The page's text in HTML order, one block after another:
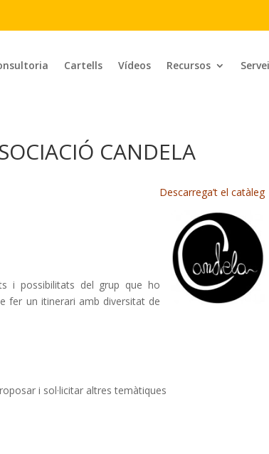
Cartells Vídeos Recursos
CANDELA
Descarrega’t el catàleg
i possibilitats del grup que ho
fer un itinerari amb diversitat de
i sol·licitar altres temàtiques